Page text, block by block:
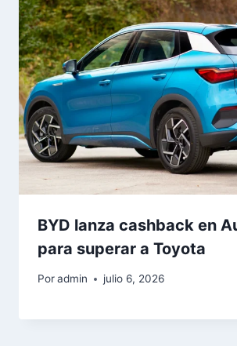
BYD lanza cashback en
para superar a Toyota
Poradmin julio 6, 2026